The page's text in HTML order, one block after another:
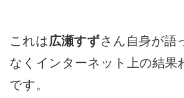
これは 広瀬すずさん自身が語
なくインターネット上の結果
です。